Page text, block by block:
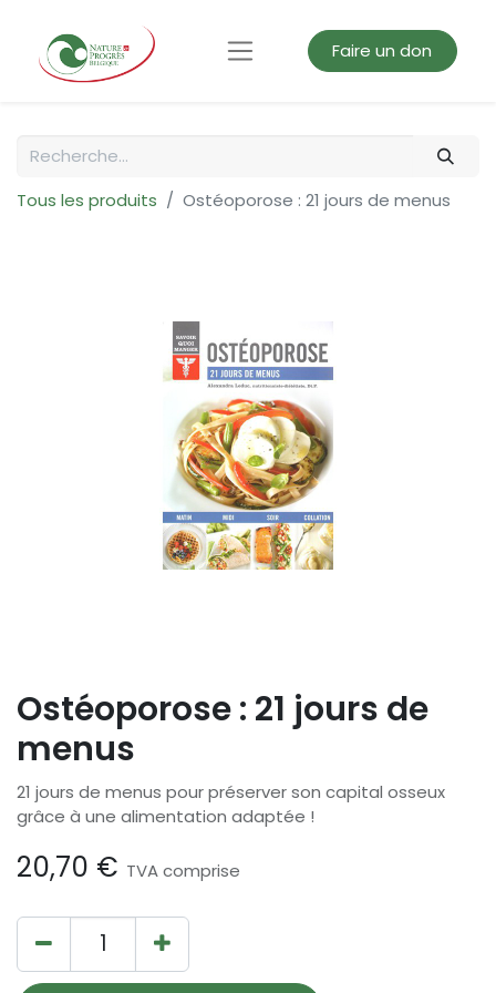
Faire un don
Tous les produits Ostéoporose : 21 jours de menus
Ostéoporose : 21 jours de
menus
21 jours de menus pour préserver son capital osseux
grâce à une alimentation adaptée !
20,70 € TVA comprise